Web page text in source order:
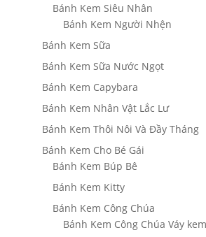
Bánh Kem Siêu Nhân
Bánh Kem Người Nhện
Bánh Kem Sữa
Bánh Kem Sữa Nước Ngọt
Bánh Kem Capybara
Bánh Kem Nhân Vật Lắc Lư
Bánh Kem Thôi Nôi Và Đầy Tháng
Bánh Kem Cho Bé Gái
Bánh Kem Búp Bê
Bánh Kem Kitty
Bánh Kem Công Chúa
Bánh Kem Công Chúa Váy